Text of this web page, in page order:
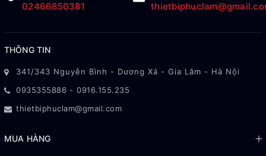
02466850381
THÔNG TIN
341/343 Nguyễn Bình - Dương Xá - Gia Lâm - Hà Nội
0935355886 - 0916.155.235
thietbiphuclam@gmail.com
MUA HÀNG